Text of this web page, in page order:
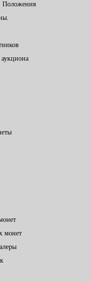
Положения
монет